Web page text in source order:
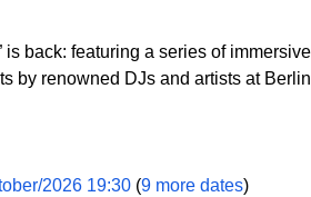
is back: featuring a series of
by renowned DJs and artists at
2026 19:30 (9 more dates)